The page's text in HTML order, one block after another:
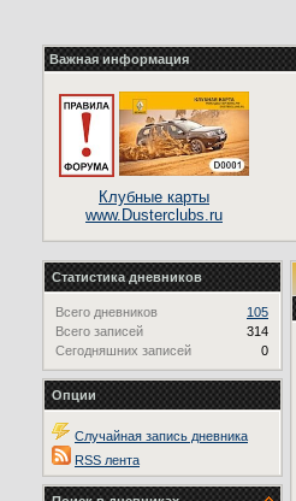
Важная информация
Клубные карты
www.Dusterclubs.ru
Статистика дневников
Всего дневников
105
Всего записей
314
Сегодняшних записей
0
Опции
Случайная запись дневника
RSS лента